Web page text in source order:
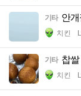
기타 안
치킨
기타 찹
치킨